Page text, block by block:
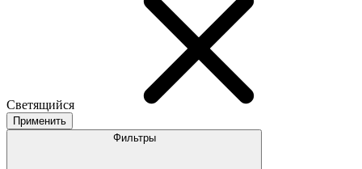
Светящийся
Применить
Фильтры